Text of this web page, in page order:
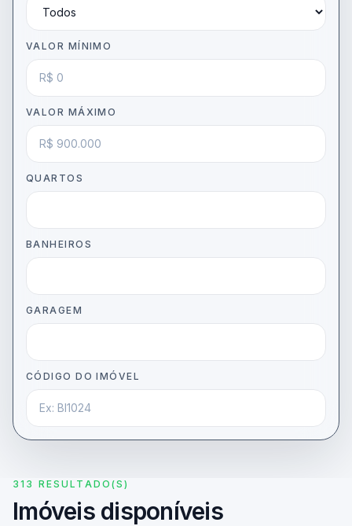
VALOR MÍNIMO
VALOR MÁXIMO
QUARTOS
BANHEIROS
GARAGEM
CÓDIGO DO IMÓVEL
313 RESULTADO(S)
Imóveis disponíveis